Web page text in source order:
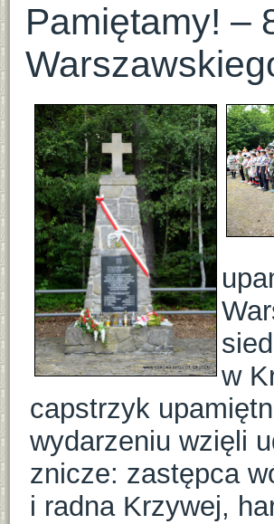
Pamiętamy! –
w
capstrzyk
wydarzeniu wzięli
znicze: zastępca
i radna Krzywej,